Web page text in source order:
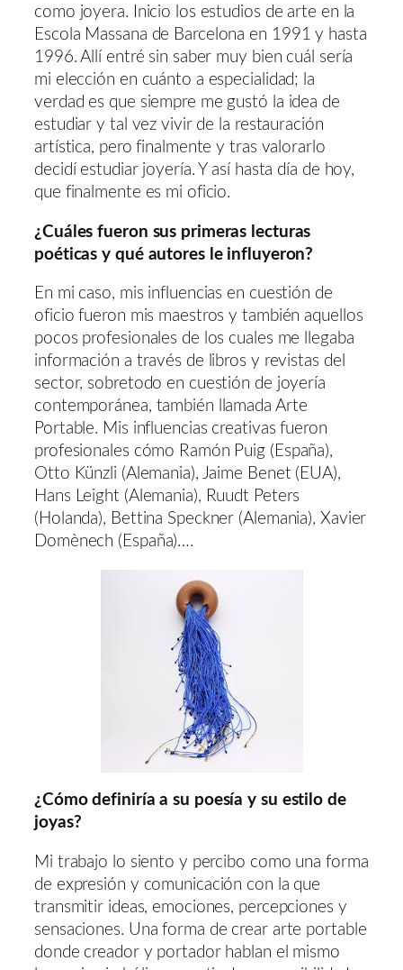
como joyera. Inicio los estudios de arte en la
Escola Massana de Barcelona en 1991 y hasta
1996. Allí entré sin saber muy bien cuál sería
mi elección en cuánto a especialidad; la
verdad es que siempre me gustó la idea de
estudiar y tal vez vivir de la restauración
artística, pero finalmente y tras valorarlo
decidí estudiar joyería. Y así hasta día de hoy,
que finalmente es mi oficio.
¿Cuáles fueron sus primeras lecturas
poéticas y qué autores le influyeron?
En mi caso, mis influencias en cuestión de
oficio fueron mis maestros y también aquellos
pocos profesionales de los cuales me llegaba
información a través de libros y revistas del
sector, sobretodo en cuestión de joyería
contemporánea, también llamada Arte
Portable. Mis influencias creativas fueron
profesionales cómo Ramón Puig (España),
Otto Künzli (Alemania), Jaime Benet (EUA),
Hans Leight (Alemania), Ruudt Peters
(Holanda), Bettina Speckner (Alemania), Xavier
Domènech (España)….
¿Cómo definiría a su poesía y su estilo de
joyas?
Mi trabajo lo siento y percibo como una forma
de expresión y comunicación con la que
transmitir ideas, emociones, percepciones y
sensaciones. Una forma de crear arte portable
donde creador y portador hablan el mismo